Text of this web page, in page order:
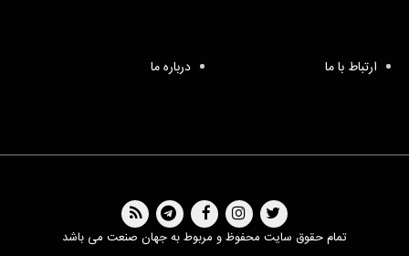
ارتباط با ما درباره ما
تمام حقوق سایت محفوظ و مربوط به جهان صنعت می باشد